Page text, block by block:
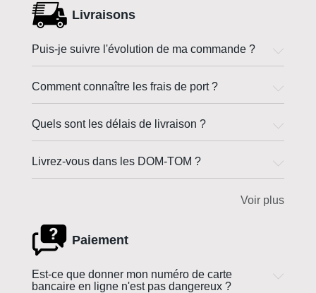
Livraisons
Puis-je suivre l'évolution de ma commande ?
Comment connaître les frais de port ?
Quels sont les délais de livraison ?
Livrez-vous dans les DOM-TOM ?
Voir plus
Paiement
Est-ce que donner mon numéro de carte
bancaire en ligne n'est pas dangereux ?